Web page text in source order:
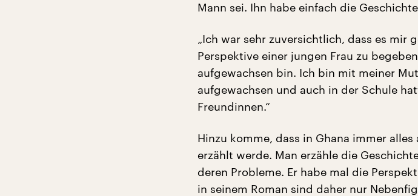
Mann sei. Ihn habe einfach die
„Ich war sehr zuversichtlich, dass es mir
Perspektive einer jungen Frau zu
aufgewachsen bin. Ich bin mit meiner
aufgewachsen und auch in der Schule
Freundinnen.“
Hinzu komme, dass in Ghana immer
erzählt werde. Man erzähle die
deren Probleme. Er habe mal die
in seinem Roman sind daher nur